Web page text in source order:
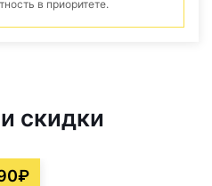
в приоритете.
скидки